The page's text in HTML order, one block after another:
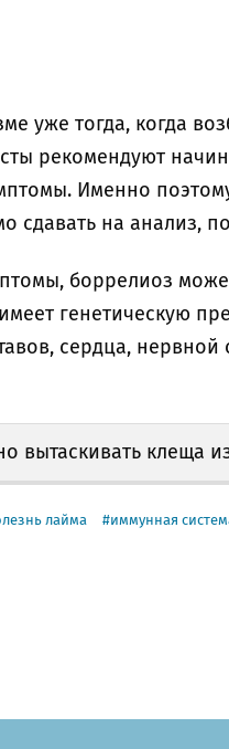
уже тогда, когда
рекомендуют
Именно
сдавать на анализ,
боррелиоз
генетическую
сердца, нервной
вытаскивать клеща
лайма иммунная